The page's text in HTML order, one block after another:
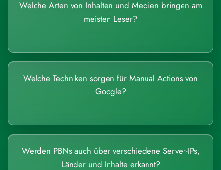
Welche Arten von Inhalten und Medien bringen am
meisten Leser?
Welche Techniken sorgen für Manual Actions von
Google?
Werden PBNs auch über verschiedene Server-IPs,
Länder und Inhalte erkannt?